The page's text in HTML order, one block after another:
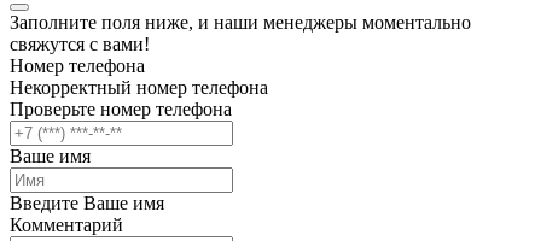
Заполните поля ниже, и наши менеджеры моментально
свяжутся с вами!
Номер телефона
Некорректный номер телефона
Проверьте номер телефона
Ваше имя
Введите Ваше имя
Комментарий